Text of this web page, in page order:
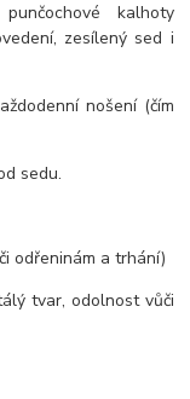
kalhoty
zesílený sed i
nošení (čím
sedu.
odřeninám a trhání)
tvar, odolnost vůči